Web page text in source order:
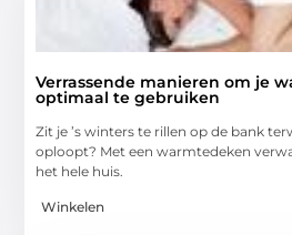
Verrassende manieren om je
optimaal te gebruiken
Zit je ’s winters te rillen op de bank
oploopt? Met een warmtedeken
het hele huis.
Winkelen